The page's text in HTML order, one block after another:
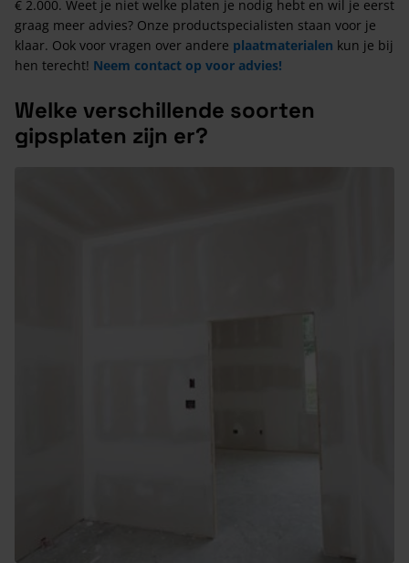
€ 2.000. Weet je niet welke platen je nodig hebt en wil je eerst
graag meer advies? Onze productspecialisten staan voor je
klaar. Ook voor vragen over andere plaatmaterialen kun je bij
hen terecht! Neem contact op voor advies!
Welke verschillende soorten
gipsplaten zijn er?